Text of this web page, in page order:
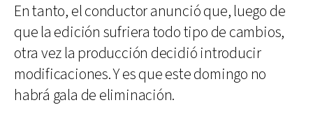
En tanto, el conductor anunció que, luego de
que la edición sufriera todo tipo de cambios,
otra vez la producción decidió introducir
modificaciones. Y es que este domingo no
habrá gala de eliminación.